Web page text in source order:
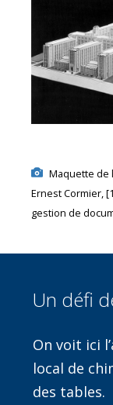
Maquette de
Ernest Cormier,
gestion de
Un défi
On voit ici
local de
des tables.